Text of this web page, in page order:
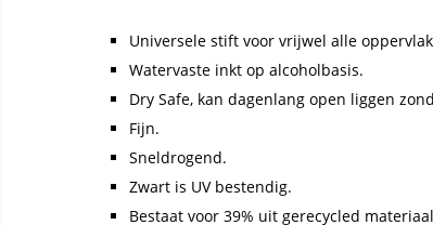
Universele stift voor vrijwel alle
Watervaste inkt op alcoholbasis.
Dry Safe, kan dagenlang open liggen
Fijn.
Sneldrogend.
Zwart is UV bestendig.
Bestaat voor 39% uit gerecycled